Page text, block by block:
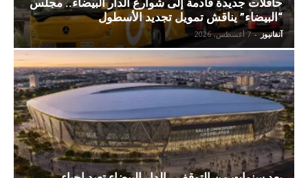
“البيضاء” يناقش تمويل تجديد الأسطول
آنفانيوز - 7 أغسطس، 2026